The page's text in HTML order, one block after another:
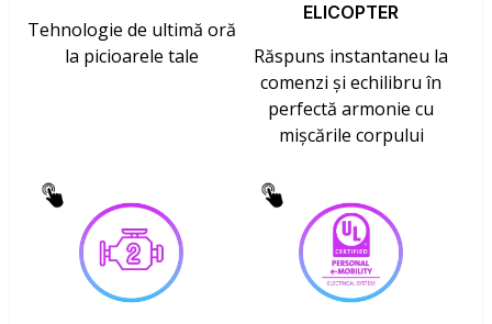
Tehnologie de ultimă oră
la picioarele tale
ELICOPTER
Răspuns instantaneu la
comenzi și echilibru în
perfectă armonie cu
mișcările corpului